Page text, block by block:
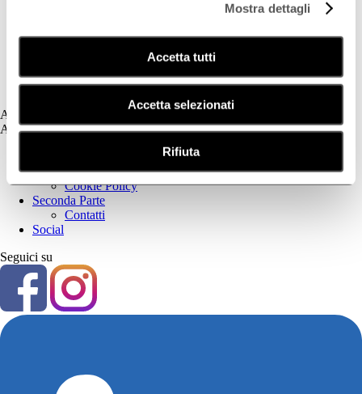
Mostra dettagli
Accetta tutti
Accetta selezionati
Rifiuta
Tricologia
Assistenza
Assistenza
Privacy Policy
Cookie Policy
Seconda Parte
Contatti
Social
Seguici su